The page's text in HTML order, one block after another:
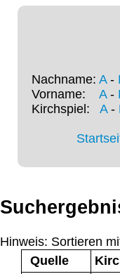
Nachname: A-
Vorname: A-
Kirchspiel: A-
Hinweis: Sortieren
Quelle